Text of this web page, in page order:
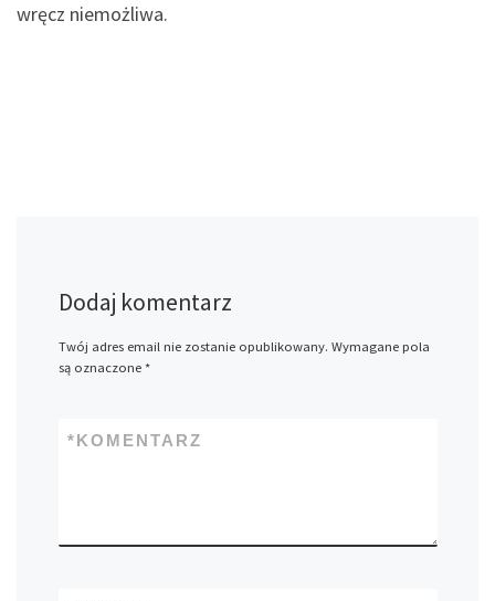
wręcz niemożliwa.
Dodaj komentarz
Twój adres email nie zostanie opublikowany. Wymagane pola
są oznaczone *
KOMENTARZ
*